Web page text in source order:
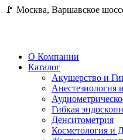
🚩 Москва, Варшавское
О Компании
Каталог
Акушерство и
Анестезиология
Гибкая
Денситометрия
Косметология и